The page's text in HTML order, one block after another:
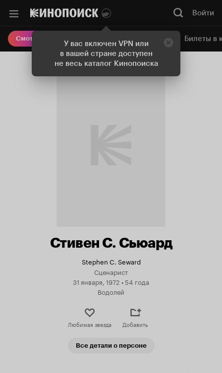
У вас включен VPN или
в вашей стране доступен
не весь каталог Кинопоиска
Войти
Смотреть кино Онлайн-кинотеатр Билеты в
Стивен С. Сьюард
Stephen C. Seward
Сценарист
31 января, 1972 •54 года
Водолей
Любимая звезда Добавить
Все детали о персоне